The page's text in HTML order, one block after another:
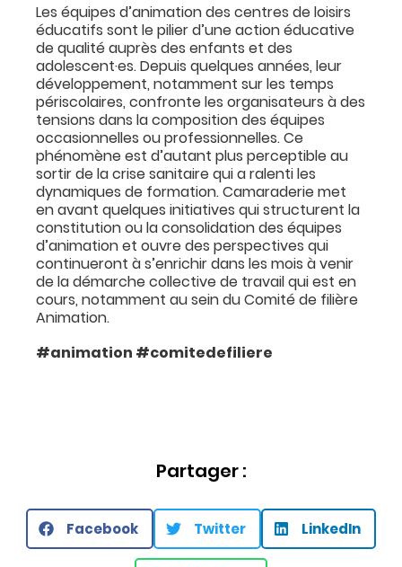
Les équipes d’animation des centres de loisirs
éducatifs sont le pilier d’une action éducative
de qualité auprès des enfants et des
adolescent·es. Depuis quelques années, leur
développement, notamment sur les temps
périscolaires, confronte les organisateurs à des
tensions dans la composition des équipes
occasionnelles ou professionnelles. Ce
phénomène est d’autant plus perceptible au
sortir de la crise sanitaire qui a ralenti les
dynamiques de formation. Camaraderie met
en avant quelques initiatives qui structurent la
constitution ou la consolidation des équipes
d’animation et ouvre des perspectives qui
continueront à s’enrichir dans les mois à venir
de la démarche collective de travail qui est en
cours, notamment au sein du Comité de filière
Animation.
#animation #comitedefiliere
Partager :
Facebook Twitter LinkedIn